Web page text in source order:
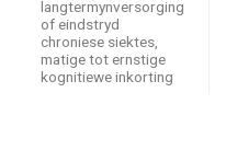
langtermynversorging
of eindstryd
chroniese siektes,
matige tot ernstige
kognitiewe inkorting